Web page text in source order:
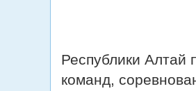
Республики Алтай
команд,